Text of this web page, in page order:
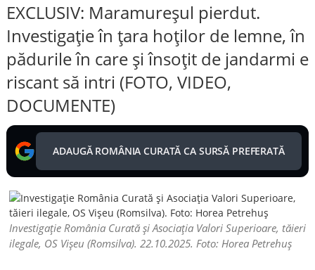
EXCLUSIV: Maramureșul pierdut.
Investigație în țara hoților de lemne, în
pădurile în care și însoțit de jandarmi e
riscant să intri (FOTO, VIDEO,
DOCUMENTE)
ADAUGĂ ROMÂNIA CURATĂ CA SURSĂ PREFERATĂ
Investigație România Curată și Asociația Valori Superioare, tăieri
ilegale, OS Vișeu (Romsilva). 22.10.2025. Foto: Horea Petrehuș